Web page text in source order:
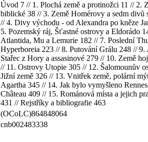
Úvod 7 // 1. Plochá země a protinožci 11 // 2.
biblické 38 // 3. Země Homérovy a sedm divů
// 4. Divy východu - od Alexandra po kněze
5. Pozemský ráj, Šťastné ostrovy a Eldorádo
Atlantida, Mu a Lemurie 182 // 7. Poslední
Hyperboreia 223 // 8. Putování Grálu 248 // 9.
Stařec z Hory a assasinové 279 // 10. Země
// 11. Ostrovy Utopie 305 // 12. Šalomounův
Jižní země 326 // 13. Vnitřek země, polární
Agartha 345 // 14. Jak bylo vymyšleno
Château 409 // 15. Románová místa a jejich
431 // Rejstříky a bibliografie 463
(OCoLC)864848064
cnb002483338